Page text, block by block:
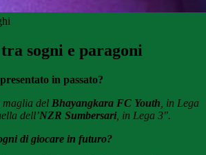
sogni e paragoni
in passato?
maglia del Bhayangkara FC Youth , in Lega
dell’NZR Sumbersari, in Lega 3".
di giocare in futuro?